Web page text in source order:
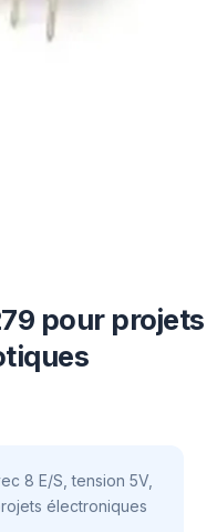
pour projets
8 E/S, tension 5V,
électroniques